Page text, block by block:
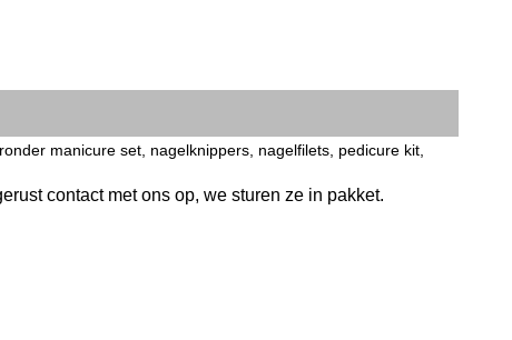
manicure set, nagelknippers, nagelfilets, pedicure kit,
contact met ons op, we sturen ze in pakket.